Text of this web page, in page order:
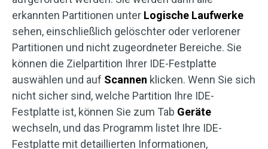
erkannten Partitionen unter Logische Laufwerke
sehen, einschließlich gelöschter oder verlorener
Partitionen und nicht zugeordneter Bereiche. Sie
können die Zielpartition Ihrer IDE-Festplatte
auswählen und auf Scannen klicken. Wenn Sie sich
nicht sicher sind, welche Partition Ihre IDE-
Festplatte ist, können Sie zum Tab Geräte
wechseln, und das Programm listet Ihre IDE-
Festplatte mit detaillierten Informationen,